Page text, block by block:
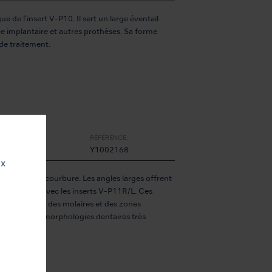
de l'insert V-P10. Il sert un large éventail
implantaire et autres prothèses. Sa forme
traitement.
RÉFÉRENCE:
Y1002168
à double courbure. Les angles larges offrent
atteintes avec les inserts V-P11R/L. Ces
distales des molaires et des zones
à des morphologies dentaires très